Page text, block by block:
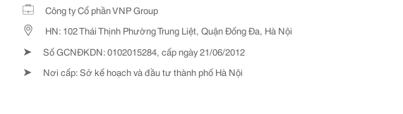
Công ty Cổ phần VNP Group
HN: 102 Thái Thịnh Phường Trung Liệt, Quận Đống Đa, Hà Nội
➤ Số GCNĐKDN: 0102015284, cấp ngày 21/06/2012
➤ Nơi cấp: Sở kế hoạch và đầu tư thành phố Hà Nội